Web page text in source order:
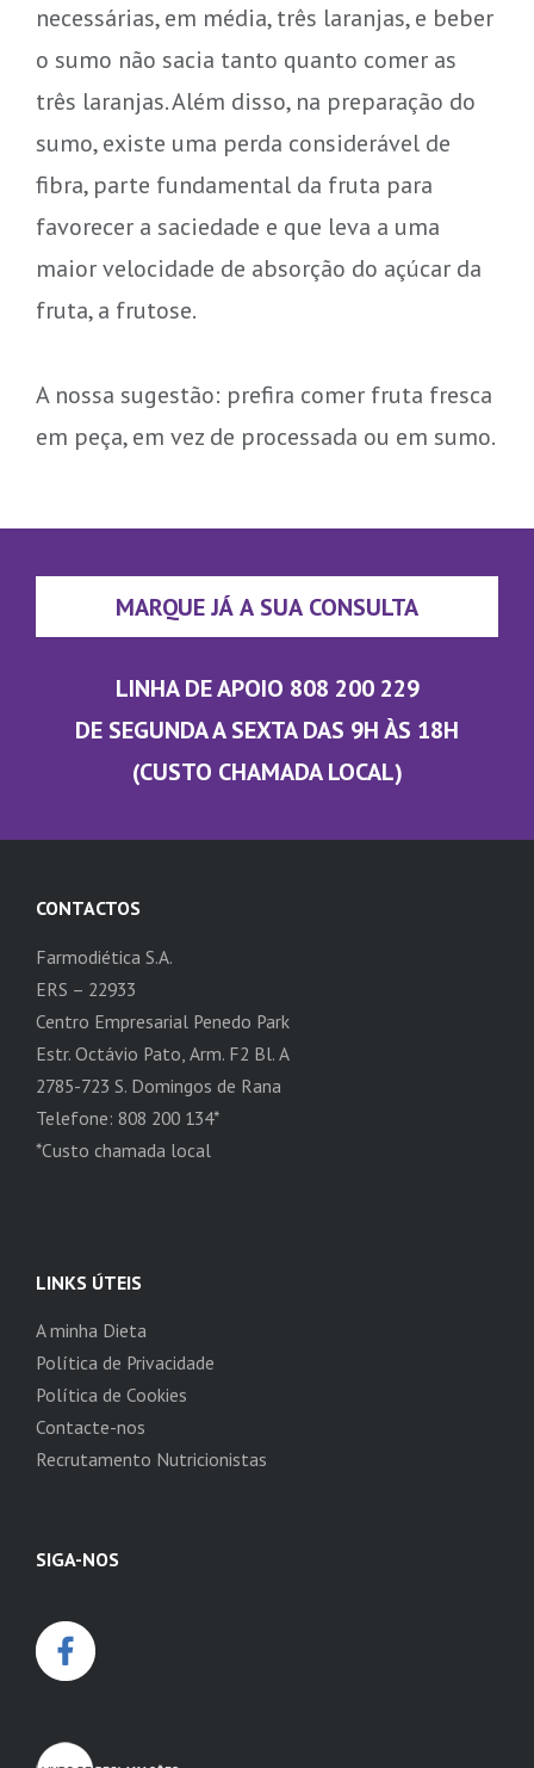
necessárias, em média, três laranjas, e beber
o sumo não sacia tanto quanto comer as
três laranjas. Além disso, na preparação do
sumo, existe uma perda considerável de
fibra, parte fundamental da fruta para
favorecer a saciedade e que leva a uma
maior velocidade de absorção do açúcar da
fruta, a frutose.
A nossa sugestão: prefira comer fruta fresca
em peça, em vez de processada ou em sumo.
MARQUE JÁ A SUA CONSULTA
LINHA DE APOIO 808 200 229
DE SEGUNDA A SEXTA DAS 9H ÀS 18H
(CUSTO CHAMADA LOCAL)
CONTACTOS
Farmodiética S.A.
ERS – 22933
Centro Empresarial Penedo Park
Estr. Octávio Pato, Arm. F2 Bl. A
2785-723 S. Domingos de Rana
Telefone: 808 200 134*
*Custo chamada local
LINKS ÚTEIS
A minha Dieta
Política de Privacidade
Política de Cookies
Contacte-nos
Recrutamento Nutricionistas
SIGA-NOS